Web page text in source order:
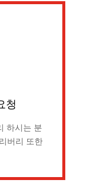
청
하시는 분
버리 또한